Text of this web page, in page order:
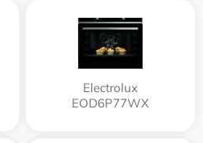
Electrolux
EOD6P77WX